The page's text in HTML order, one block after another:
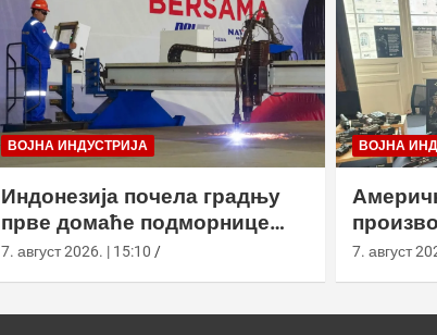
ВОЈНА ИНДУСТРИЈА
Индонезија почела градњу
прве домаће подморнице
класе Сцорпèне
7. август 2026. | 15:10
ВОЈНА
ласера
7. август